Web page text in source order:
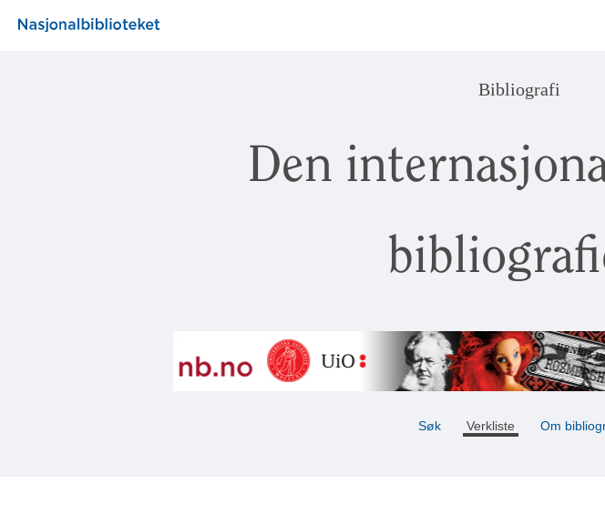
Bibliografi
Den
Søk Verkliste Om